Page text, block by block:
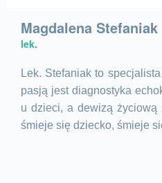
Magdalena Stefaniak
lek.
Lek. Stefaniak to
pasją jest diagnostyka
u dzieci, a dewizą życiową
śmieje się dziecko, śmieje